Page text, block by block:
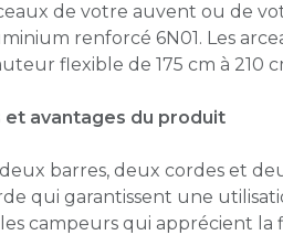
de votre auvent ou de
renforcé 6N01. Les
flexible de 175 cm à 210
avantages du produit
barres, deux cordes et
qui garantissent une
campeurs qui apprécient la